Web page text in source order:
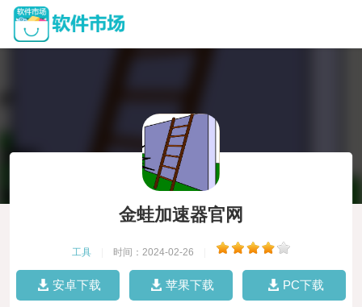
金蛙加速器官网
工具 时间：2024-02-26
安卓下载 苹果下载 PC下载